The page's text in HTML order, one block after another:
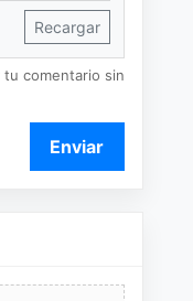
Recargar
tu comentario sin
Enviar